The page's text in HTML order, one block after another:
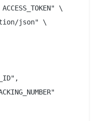
\
json" \